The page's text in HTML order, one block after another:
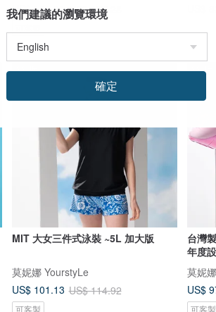
US$ 156.01 US$ 177.28
US$
88 折
MIT 大女三件式泳裝 ~5L 加大版
莫妮娜 YourstyLe
US$ 101.13 US$ 114.92
可客製
88 折
台灣
年度
莫妮
US$
可客製
我們建議的瀏覽環境
確定